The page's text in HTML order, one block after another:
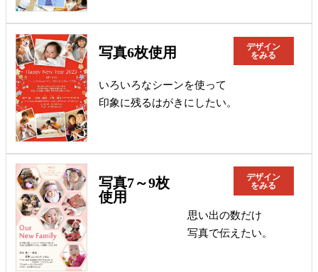
写真6枚使用
デザイン
をみる
いろいろなシーンを使って
印象に残るはがきにしたい。
写真7～9枚
使用
デザイン
をみる
思い出の数だけ
写真で伝えたい。